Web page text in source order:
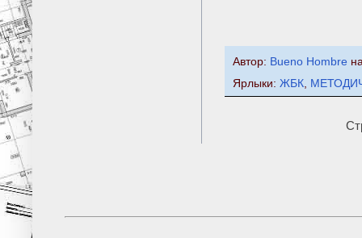
Автор: Bueno Hombre
Ярлыки: ЖБК